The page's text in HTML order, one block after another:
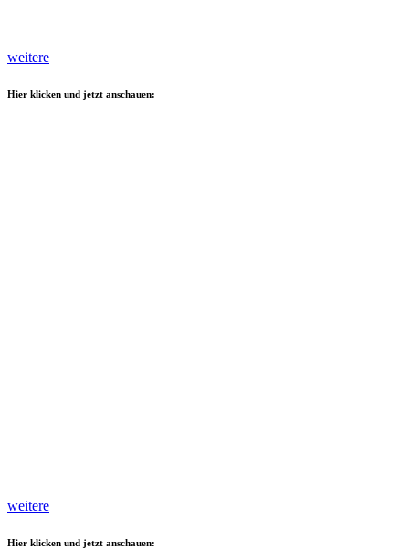
weitere
Hier klicken und jetzt anschauen:
weitere
Hier klicken und jetzt anschauen: